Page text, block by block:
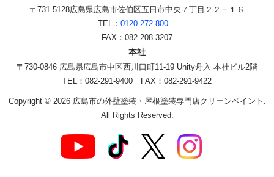
〒731-5128広島県広島市佐伯区五日市中央７丁目２２－１６
TEL： 0120-272-800
FAX：082-208-3207
本社
〒730-0846 広島県広島市中区西川口町11-19 Unity舟入 本社ビル2階
TEL：082-291-9400 FAX：082-291-9422
Copyright © 2026 広島市の外壁塗装・屋根塗装専門店クリーンペイント.
All Rights Reserved.